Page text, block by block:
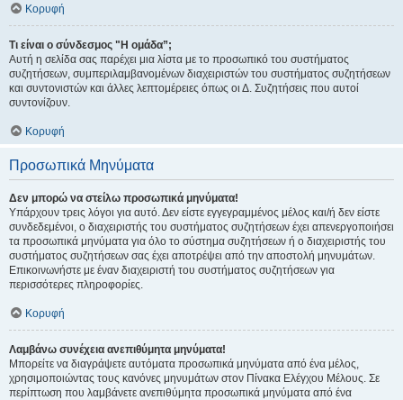
Κορυφή
Τι είναι ο σύνδεσμος "Η ομάδα”;
Αυτή η σελίδα σας παρέχει μια λίστα με το προσωπικό του συστήματος
συζητήσεων, συμπεριλαμβανομένων διαχειριστών του συστήματος συζητήσεων
και συντονιστών και άλλες λεπτομέρειες όπως οι Δ. Συζητήσεις που αυτοί
συντονίζουν.
Κορυφή
Προσωπικά Μηνύματα
Δεν μπορώ να στείλω προσωπικά μηνύματα!
Υπάρχουν τρεις λόγοι για αυτό. Δεν είστε εγγεγραμμένος μέλος και/ή δεν είστε
συνδεδεμένοι, ο διαχειριστής του συστήματος συζητήσεων έχει απενεργοποιήσει
τα προσωπικά μηνύματα για όλο το σύστημα συζητήσεων ή ο διαχειριστής του
συστήματος συζητήσεων σας έχει αποτρέψει από την αποστολή μηνυμάτων.
Επικοινωνήστε με έναν διαχειριστή του συστήματος συζητήσεων για
περισσότερες πληροφορίες.
Κορυφή
Λαμβάνω συνέχεια ανεπιθύμητα μηνύματα!
Μπορείτε να διαγράψετε αυτόματα προσωπικά μηνύματα από ένα μέλος,
χρησιμοποιώντας τους κανόνες μηνυμάτων στον Πίνακα Ελέγχου Μέλους. Σε
περίπτωση που λαμβάνετε ανεπιθύμητα προσωπικά μηνύματα από ένα